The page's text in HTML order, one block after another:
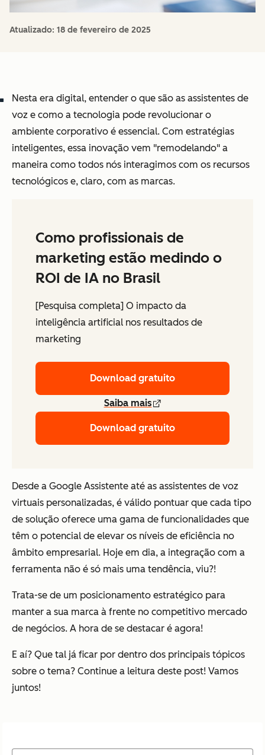
Atualizado: 18 de fevereiro de 2025
Nesta era digital, entender o que são as assistentes de
voz e como a tecnologia pode revolucionar o
ambiente corporativo é essencial. Com estratégias
inteligentes, essa inovação vem "remodelando" a
maneira como todos nós interagimos com os recursos
tecnológicos e, claro, com as marcas.
Como profissionais de
marketing estão medindo o
ROI de IA no Brasil
[Pesquisa completa] O impacto da
inteligência artificial nos resultados de
marketing
Download gratuito
Saiba mais
Download gratuito
Desde a Google Assistente até as assistentes de voz
virtuais personalizadas, é válido pontuar que cada tipo
de solução oferece uma gama de funcionalidades que
têm o potencial de elevar os níveis de eficiência no
âmbito empresarial. Hoje em dia, a integração com a
ferramenta não é só mais uma tendência, viu?!
Trata-se de um posicionamento estratégico para
manter a sua marca à frente no competitivo mercado
de negócios. A hora de se destacar é agora!
E aí? Que tal já ficar por dentro dos principais tópicos
sobre o tema? Continue a leitura deste post! Vamos
juntos!